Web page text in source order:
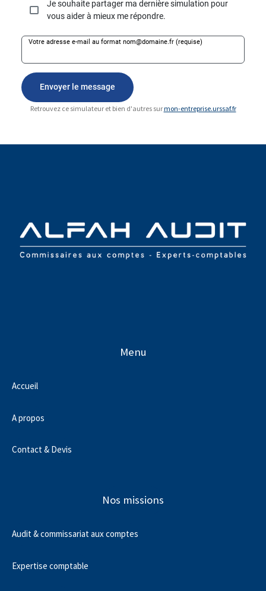
Retrouvez ce simulateur et bien d'autres surmon-entreprise.urssaf.fr
Menu
Accueil
A propos
Contact & Devis
Nos missions
Audit & commissariat aux comptes
Expertise comptable